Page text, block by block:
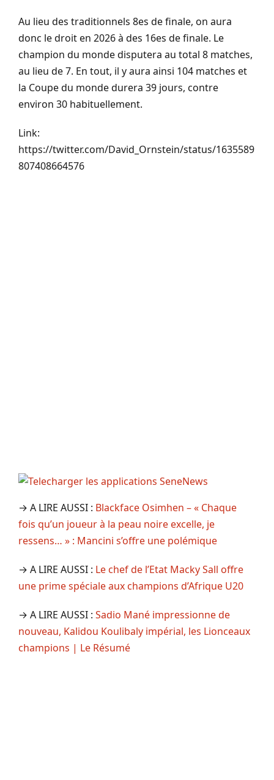
Au lieu des traditionnels 8es de finale, on aura
donc le droiten 2026 à des 16es de finale. Le
champion du monde disputera au total 8 matches,
au lieu de 7. En tout, il y aura ainsi 104 matches et
la Coupe du monde durera 39 jours, contre
environ 30 habituellement.
Link:
https://twitter.com/David_Ornstein/status/1635589
807408664576
→ A LIRE AUSSI : Blackface Osimhen – « Chaque
fois qu’un joueur à la peau noire excelle, je
ressens… » : Mancini s’offre une polémique
→ A LIRE AUSSI : Le chef de l’Etat Macky Sall offre
une prime spéciale aux champions d’Afrique U20
→ A LIRE AUSSI : Sadio Mané impressionne de
nouveau, Kalidou Koulibaly impérial, les Lionceaux
champions | Le Résumé